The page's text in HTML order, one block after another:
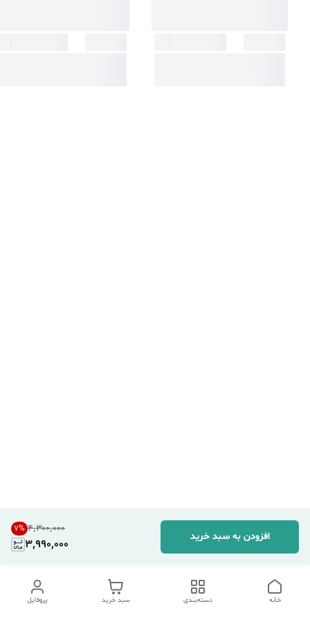
۴٬۳۰۰٬۰۰۰ 7%
3,990,000
افزودن به سبد خرید
پروفایل سبد خرید دسته‌بندی خانه